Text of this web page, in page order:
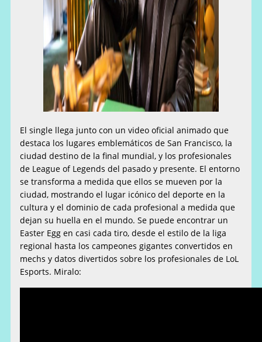
El single llega junto con un video oficial animado que
destaca los lugares emblemáticos de San Francisco, la
ciudad destino de la final mundial, y los profesionales
de League of Legends del pasado y presente. El entorno
se transforma a medida que ellos se mueven por la
ciudad, mostrando el lugar icónico del deporte en la
cultura y el dominio de cada profesional a medida que
dejan su huella en el mundo. Se puede encontrar un
Easter Egg en casi cada tiro, desde el estilo de la liga
regional hasta los campeones gigantes convertidos en
mechs y datos divertidos sobre los profesionales de LoL
Esports. Miralo: